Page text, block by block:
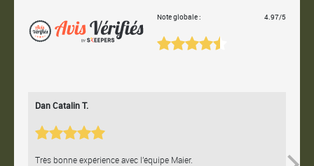
Note globale : 4.97/5
Dan Catalin T.
Très bonne expérience avec l'équipe Maier.